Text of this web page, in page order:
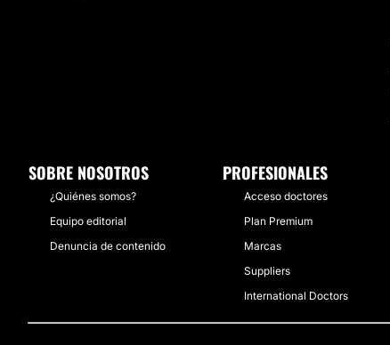
SOBRE NOSOTROS
¿Quiénes somos?
Equipo editorial
Denuncia de contenido
PROFESIONALES
Acceso doctores
Plan Premium
Marcas
Suppliers
International Doctors